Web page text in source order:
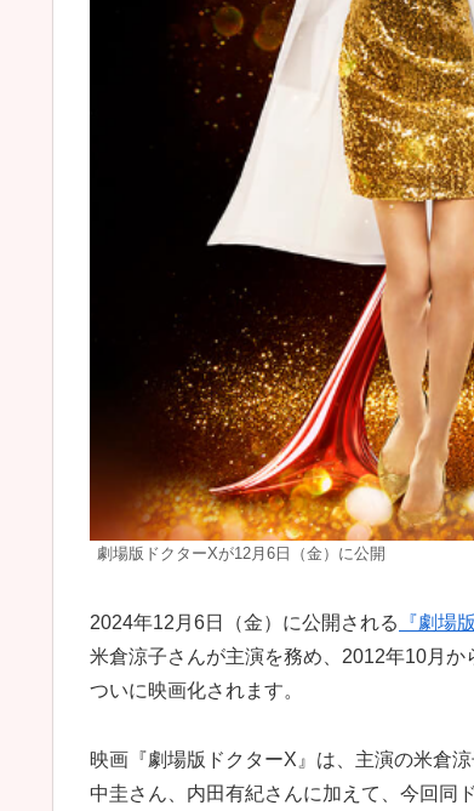
劇場版ドクターXが12月6日（金）に公開
2024年12月6日（金）に公開される
『劇場
米倉涼子さんが主演を務め、2012年10月
ついに映画化されます。
映画『劇場版ドクターX』は、主演の米倉
中圭さん、内田有紀さんに加えて、今回同